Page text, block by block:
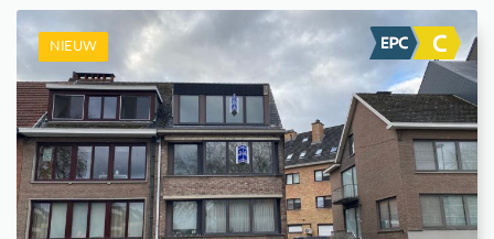
NIEUW
Te Huur: Appartement
2
-
1
73 m²